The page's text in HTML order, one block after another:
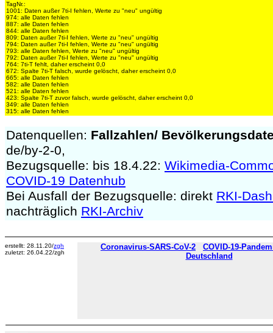
TagNr.:
1001: Daten außer 7ti-I fehlen, Werte zu "neu" ungültig
974: alle Daten fehlen
887: alle Daten fehlen
844: alle Daten fehlen
809: Daten außer 7ti-I fehlen, Werte zu "neu" ungültig
794: Daten außer 7ti-I fehlen, Werte zu "neu" ungültig
793: alle Daten fehlen, Werte zu "neu" ungültig
792: Daten außer 7ti-I fehlen, Werte zu "neu" ungültig
764: 7ti-T fehlt, daher erscheint 0,0
672: Spalte 7ti-T falsch, wurde gelöscht, daher erscheint 0,0
665: alle Daten fehlen
582: alle Daten fehlen
521: alle Daten fehlen
423: Spalte 7ti-T zuvor falsch, wurde gelöscht, daher erscheint 0,0
349: alle Daten fehlen
315: alle Daten fehlen
Datenquellen: Fallzahlen/
de/by-2-0,
Bezugsquelle: bis 18.4.22: Wikimedia-
COVID-19 Datenhub
Bei Ausfall der Bezugsquelle: direkt RKI-
nachträglich RKI-Archiv
erstellt: 28.11.20/zgh
zuletzt: 26.04.22/zgh
Coronavirus-SARS-CoV-2
COVID-19-
Deutschland